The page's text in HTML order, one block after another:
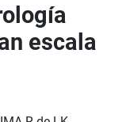
escala